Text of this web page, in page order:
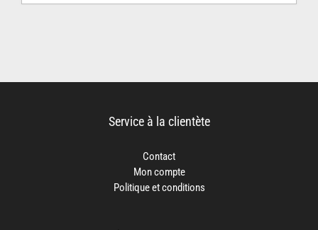
Service à la clientète
Contact
Mon compte
Politique et conditions